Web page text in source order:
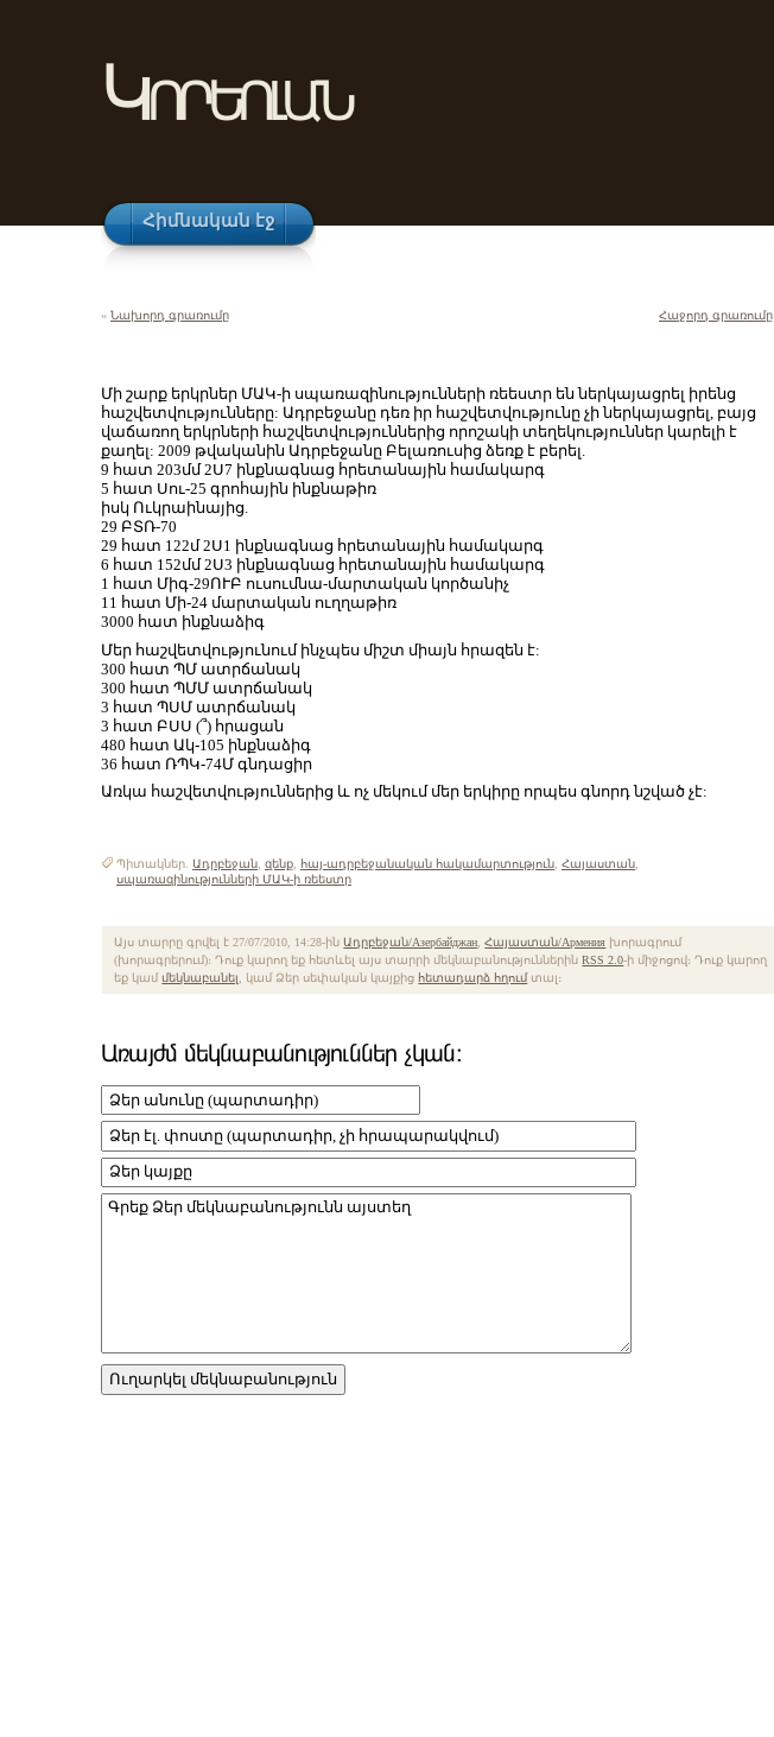
Կորեոլան
Հիմնական էջ
« Նախորդ գրառումը Հաջորդ գրառումը
Մի շարք երկրներ ՄԱԿ-ի սպառազինությունների ռեեստր են ներկայացրել իրենց
հաշվետվությունները: Ադրբեջանը դեռ իր հաշվետվությունը չի ներկայացրել, բայց
վաճառող երկրների հաշվետվություններից որոշակի տեղեկություններ կարելի է
քաղել: 2009 թվականին Ադրբեջանը Բելառուսից ձեռք է բերել.
9 հատ 203մմ 2Ս7 ինքնագնաց հրետանային համակարգ
5 հատ Սու-25 գրոհային ինքնաթիռ
իսկ Ուկրաինայից.
29 ԲՏՌ-70
29 հատ 122մ 2Ս1 ինքնագնաց հրետանային համակարգ
6 հատ 152մմ 2Ս3 ինքնագնաց հրետանային համակարգ
1 հատ Միգ-29ՈՒԲ ուսումնա-մարտական կործանիչ
11 հատ Մի-24 մարտական ուղղաթիռ
3000 հատ ինքնաձիգ
Մեր հաշվետվությունում ինչպես միշտ միայն հրազեն է:
300 հատ ՊՄ ատրճանակ
300 հատ ՊՄՄ ատրճանակ
3 հատ ՊՍՄ ատրճանակ
3 հատ ԲՍՍ (՞) հրացան
480 հատ Ակ-105 ինքնաձիգ
36 հատ ՌՊԿ-74Մ գնդացիր
Առկա հաշվետվություններից և ոչ մեկում մեր երկիրը որպես գնորդ նշված չէ:
Պիտակներ. Ադրբեջան զենք հայ-ադրբեջանական հակամարտություն Հայաստան
սպառազինությունների ՄԱԿ-ի ռեեստր
Այս տարրը գրվել է 27/07/2010, 14:28-ին Ադրբեջան/Азербайджан ,Հայաստան/Армения խորագրում
(խորագրերում)։ Դուք կարող եք հետևել այս տարրի մեկնաբանություններինRSS 2.0-ի միջոցով։ Դուք կարող
եք կամմեկնաբանել , կամ Ձեր սեփական կայքից հետադարձ հղումտալ։
Առայժմ մեկնաբանություններ չկան։